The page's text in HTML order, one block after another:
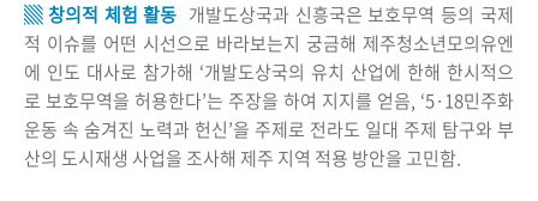
▒ 창의적 체험 활동 개발도상국과 신흥국은 보호무역 등의 국제
적 이슈를 어떤 시선으로 바라보는지 궁금해 제주청소년모의유엔
에 인도 대사로 참가해 ‘개발도상국의 유치 산업에 한해 한시적으
로 보호무역을 허용한다’는 주장을 하여 지지를 얻음, ‘5·18민주화
운동 속 숨겨진 노력과 헌신’을 주제로 전라도 일대 주제 탐구와 부
산의 도시재생 사업을 조사해 제주 지역 적용 방안을 고민함.